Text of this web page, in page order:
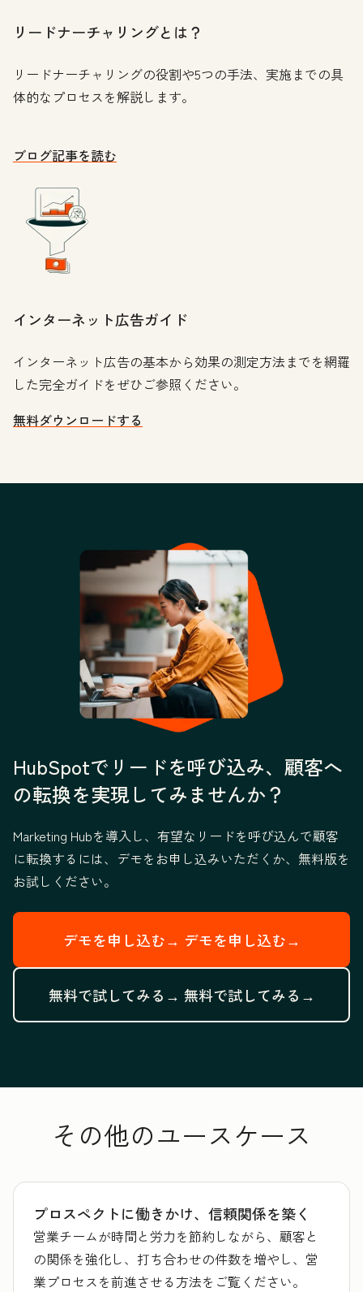
リードナーチャリングとは？
リードナーチャリングの役割や5つの手法、実施までの具
体的なプロセスを解説します。
ブログ記事を読む
インターネット広告ガイド
インターネット広告の基本から効果の測定方法までを網羅
した完全ガイドをぜひご参照ください。
無料ダウンロードする
HubSpotでリードを呼び込み、顧客へ
の転換を実現してみませんか？
Marketing Hubを導入し、有望なリードを呼び込んで顧客
に転換するには、デモをお申し込みいただくか、無料版を
お試しください。
デモを申し込む→ デモを申し込む→
無料で試してみる→ 無料で試してみる→
その他のユースケース
プロスペクトに働きかけ、信頼関係を築く
営業チームが時間と労力を節約しながら、顧客と
の関係を強化し、打ち合わせの件数を増やし、営
業プロセスを前進させる方法をご覧ください。